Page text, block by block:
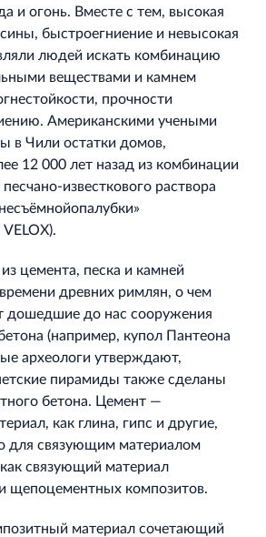
комплекс ПКТИ
испытательный комплекс
центр Вернисаж в
и огонь. Вместе с тем, высокая
быстроегниение и невысокая
людей искать комбинацию
веществами и камнем
прочности
Американскими учеными
в Чили остатки домов,
12 000 лет назад из комбинации
раствора
цемента, песка и камней
древних римлян, о чем
дошедшие до нас сооружения
(например, купол Пантеона
археологи утверждают,
пирамиды также сделаны
бетона. Цемент —
как глина, гипс и другие,
для связующим материалом
связующий материал
щепоцементных композитов.
материал сочетающий